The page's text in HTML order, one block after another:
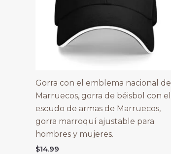
Gorra con el emblema nacional de
Marruecos, gorra de béisbol con el
escudo de armas de Marruecos,
gorra marroquí ajustable para
hombres y mujeres.
$14.99